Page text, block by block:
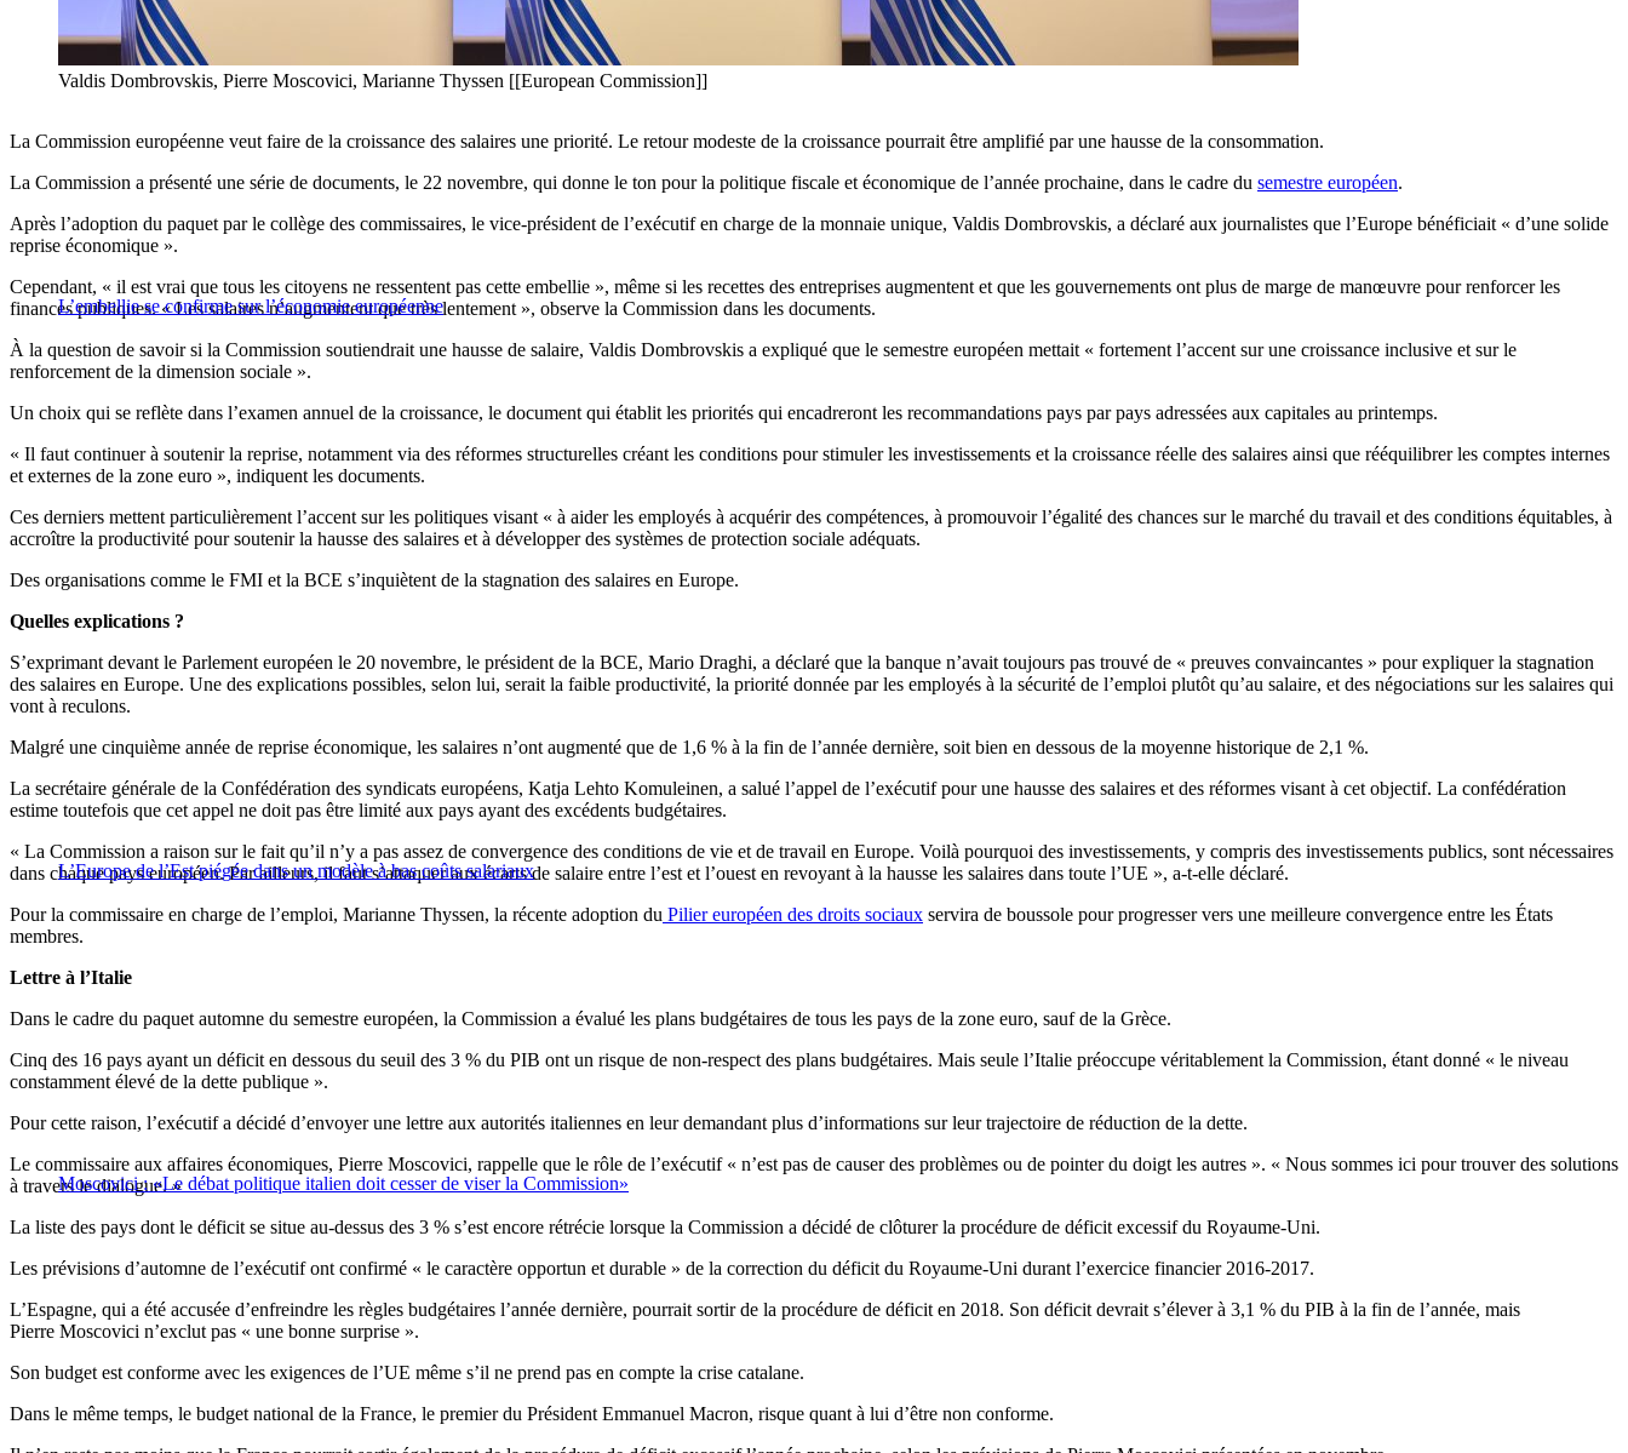
Valdis Dombrovskis, Pierre Moscovici, Marianne Thyssen [[European Commission]]
La Commission européenne veut faire de la croissance des salaires une priorité. Le retour modeste de la croissance pourrait être amplifié par une hausse de la consommation.
La Commission a présenté une série de documents, le 22 novembre, qui donne le ton pour la politique fiscale et économique de l’année prochaine, dans le cadre du semestre européen.
Après l’adoption du paquet par le collège des commissaires, le vice-président de l’exécutif en charge de la monnaie unique, Valdis Dombrovskis, a déclaré aux journalistes que l’Europe bénéficiait « d’une solide
reprise économique ».
L’embellie se confirme sur l’économie européenne
Cependant, « il est vrai que tous les citoyens ne ressentent pas cette embellie », même si les recettes des entreprises augmentent et que les gouvernements ont plus de marge de manœuvre pour renforcer les
finances publiques. « Les salaires n’augmentent que très lentement », observe la Commission dans les documents.
À la question de savoir si la Commission soutiendrait une hausse de salaire, Valdis Dombrovskis a expliqué que le semestre européen mettait « fortement l’accent sur une croissance inclusive et sur le
renforcement de la dimension sociale ».
Un choix qui se reflète dans l’examen annuel de la croissance, le document qui établit les priorités qui encadreront les recommandations pays par pays adressées aux capitales au printemps.
« Il faut continuer à soutenir la reprise, notamment via des réformes structurelles créant les conditions pour stimuler les investissements et la croissance réelle des salaires ainsi que rééquilibrer les comptes internes
et externes de la zone euro », indiquent les documents.
Ces derniers mettent particulièrement l’accent sur les politiques visant « à aider les employés à acquérir des compétences, à promouvoir l’égalité des chances sur le marché du travail et des conditions équitables, à
accroître la productivité pour soutenir la hausse des salaires et à développer des systèmes de protection sociale adéquats.
Des organisations comme le FMI et la BCE s’inquiètent de la stagnation des salaires en Europe.
Quelles explications ?
S’exprimant devant le Parlement européen le 20 novembre, le président de la BCE, Mario Draghi, a déclaré que la banque n’avait toujours pas trouvé de « preuves convaincantes » pour expliquer la stagnation
des salaires en Europe. Une des explications possibles, selon lui, serait la faible productivité, la priorité donnée par les employés à la sécurité de l’emploi plutôt qu’au salaire, et des négociations sur les salaires qui
vont à reculons.
Malgré une cinquième année de reprise économique, les salaires n’ont augmenté que de 1,6 % à la fin de l’année dernière, soit bien en dessous de la moyenne historique de 2,1 %.
La secrétaire générale de la Confédération des syndicats européens, Katja Lehto Komuleinen, a salué l’appel de l’exécutif pour une hausse des salaires et des réformes visant à cet objectif. La confédération
estime toutefois que cet appel ne doit pas être limité aux pays ayant des excédents budgétaires.
L’Europe de l’Est piégée dans un modèle à bas coûts salariaux
« La Commission a raison sur le fait qu’il n’y a pas assez de convergence des conditions de vie et de travail en Europe. Voilà pourquoi des investissements, y compris des investissements publics, sont nécessaires
dans chaque pays européen. Par ailleurs, il faut s’attaquer aux écarts de salaire entre l’est et l’ouest en revoyant à la hausse les salaires dans toute l’UE », a-t-elle déclaré.
Pour la commissaire en charge de l’emploi, Marianne Thyssen, la récente adoption du Pilier européen des droits sociaux servira de boussole pour progresser vers une meilleure convergence entre les États
membres.
Lettre à l’Italie
Dans le cadre du paquet automne du semestre européen, la Commission a évalué les plans budgétaires de tous les pays de la zone euro, sauf de la Grèce.
Cinq des 16 pays ayant un déficit en dessous du seuil des 3 % du PIB ont un risque de non-respect des plans budgétaires. Mais seule l’Italie préoccupe véritablement la Commission, étant donné « le niveau
constamment élevé de la dette publique ».
Pour cette raison, l’exécutif a décidé d’envoyer une lettre aux autorités italiennes en leur demandant plus d’informations sur leur trajectoire de réduction de la dette.
Moscovici : «Le débat politique italien doit cesser de viser la Commission»
Le commissaire aux affaires économiques, Pierre Moscovici, rappelle que le rôle de l’exécutif « n’est pas de causer des problèmes ou de pointer du doigt les autres ». « Nous sommes ici pour trouver des solutions
à travers le dialogue. »
La liste des pays dont le déficit se situe au-dessus des 3 % s’est encore rétrécie lorsque la Commission a décidé de clôturer la procédure de déficit excessif du Royaume-Uni.
Les prévisions d’automne de l’exécutif ont confirmé « le caractère opportun et durable » de la correction du déficit du Royaume-Uni durant l’exercice financier 2016-2017.
L’Espagne, qui a été accusée d’enfreindre les règles budgétaires l’année dernière, pourrait sortir de la procédure de déficit en 2018. Son déficit devrait s’élever à 3,1 % du PIB à la fin de l’année, mais
Pierre Moscovici n’exclut pas « une bonne surprise ».
Son budget est conforme avec les exigences de l’UE même s’il ne prend pas en compte la crise catalane.
Dans le même temps, le budget national de la France, le premier du Président Emmanuel Macron, risque quant à lui d’être non conforme.